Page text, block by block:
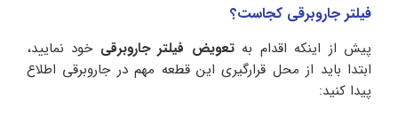
فیلتر جاروبرقی کجاست؟
پیش از اینکه اقدام بهتعویض فیلتر جاروبرقی خود نمایید،
ابتدا باید از محل قرارگیری این قطعه مهم در جاروبرقی اطلاع
پیدا کنید: